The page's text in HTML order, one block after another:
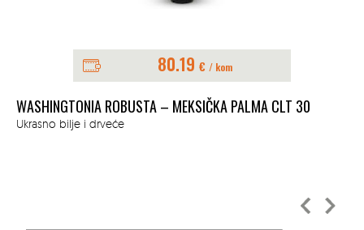
80.19 € / kom
WASHINGTONIA ROBUSTA – MEKSIČKA PALMA CLT 30
Ukrasno bilje i drveće